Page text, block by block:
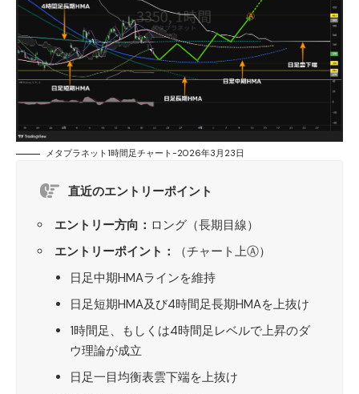
メタプラネット1時間足チャート-2026年3月23日
直近のエントリーポイント
エントリー方向： ロング（長期目線）
エントリーポイント：
（チャート上Ⓐ）
日足中期HMAラインを維持
日足短期HMA及び4時間足長期HMAを上抜け
1時間足、もしくは4時間足レベルで上昇のダ
ウ理論が成立
日足一目均衡表雲下端を上抜け